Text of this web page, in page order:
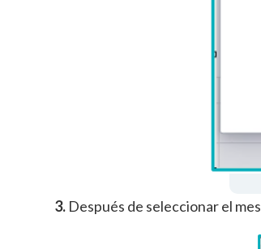
3. Después de seleccionar el